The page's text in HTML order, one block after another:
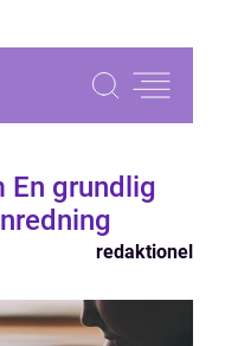
En grundlig
redaktionel